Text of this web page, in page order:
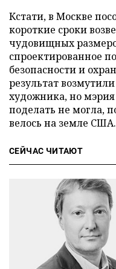
Кстати, в Москве
короткие сроки
чудовищных
спроектированное
безопасности и
результат
художника, но
поделать не могла,
велось на земле США.
СЕЙЧАС ЧИТАЮТ